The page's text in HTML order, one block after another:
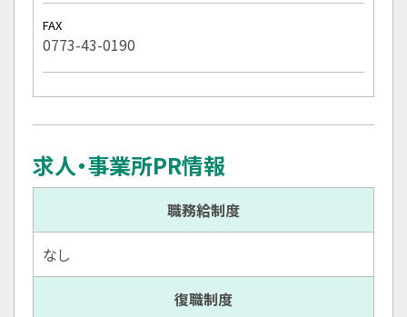
FAX
0773-43-0190
求人・事業所PR情報
職務給制度
なし
復職制度